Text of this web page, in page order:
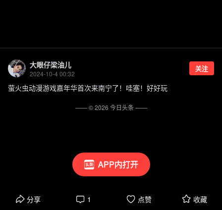
APP内打开
大眼仔梁油儿
2024-10-4 00:32
关注
萤火虫动漫游戏嘉年华首次来南宁了！哇塞！好好玩
分享 1 点赞 收藏
—— ©2026 今日头条——